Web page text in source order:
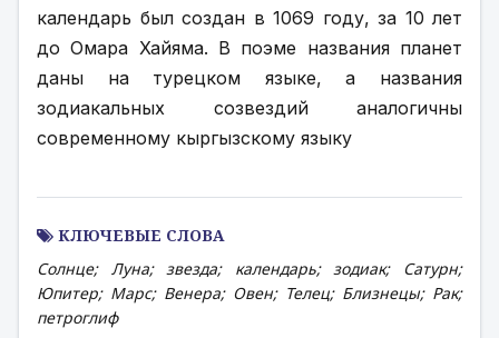
календарь был создан в 1069 году, за 10 лет
до Омара Хайяма. В поэме названия планет
даны на турецком языке, а названия
зодиакальных созвездий аналогичны
современному кыргызскому языку
КЛЮЧЕВЫЕ СЛОВА
Солнце; Луна; звезда; календарь; зодиак; Сатурн;
Юпитер; Марс; Венера; Овен; Телец; Близнецы; Рак;
петроглиф